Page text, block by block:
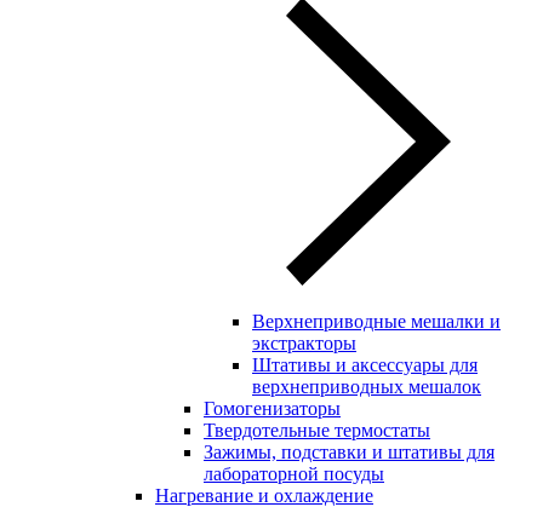
Верхнеприводные мешалки и
экстракторы
Штативы и аксессуары для
верхнеприводных мешалок
Гомогенизаторы
Твердотельные термостаты
Зажимы, подставки и штативы для
лабораторной посуды
Нагревание и охлаждение